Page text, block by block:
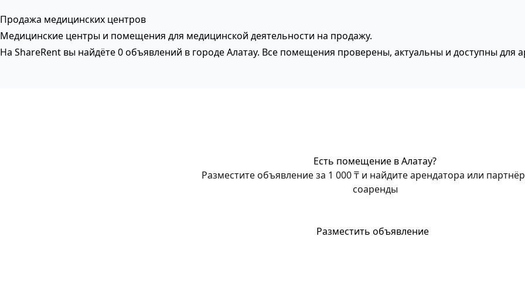
Продажа медицинских центров
Медицинские центры и помещения для медицинской деятельности на продажу.
На ShareRent вы найдёте 0 объявлений в городе Алатау. Все помещения проверены, актуальны и доступны для
Есть помещение в Алатау?
Разместите объявление за 1 000 ₸ и найдите арендатора или
соаренды
Разместить объявление